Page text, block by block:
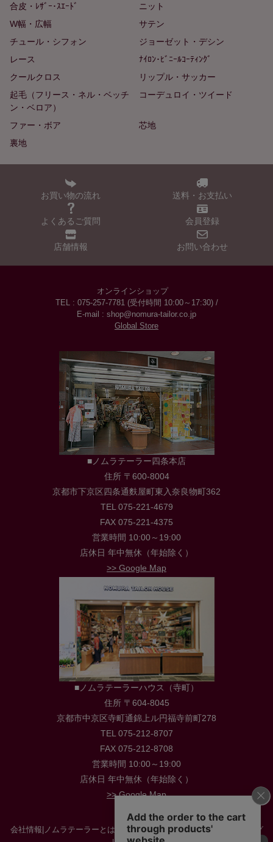
合皮・ﾚｻﾞｰ･ｽｴｰﾄﾞ
ニット
W幅・広幅
サテン
チュール・シフォン
ジョーゼット・デシン
レース
ﾅｲﾛﾝ･ﾋﾞﾆｰﾙｺｰﾃｨﾝｸﾞ
クールクロス
リップル・サッカー
起毛（フリース・ネル・ベッチ
ン・ベロア）
コーデュロイ・ツイード
ファー・ボア
芯地
裏地
お買い物の流れ 送料・お支払い
よくあるご質問 会員登録
店舗情報 お問い合わせ
オンラインショップ
TEL : 075-257-7781 (受付時間 10:00～17:30) /
E-mail : shop@nomura-tailor.co.jp
Global Store
■ノムラテーラー四条本店
住所 〒600-8004
京都市下京区四条通麩屋町東入奈良物町362
TEL 075-221-4679
FAX 075-221-4375
営業時間 10:00～19:00
店休日 年中無休（年始除く）
>> Google Map
■ノムラテーラーハウス（寺町）
住所 〒604-8045
京都市中京区寺町通錦上ル円福寺前町278
TEL 075-212-8707
FAX 075-212-8708
営業時間 10:00～19:00
店休日 年中無休（年始除く）
>> Google Map
会社情報 ノムラテーラーとは 店舗情報|採用情報|お役立ち情報・ブログ